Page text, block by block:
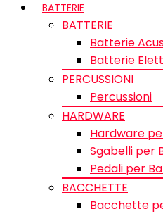
BATTERIE
BATTERIE
Batterie
Batterie
PERCUSSIONI
Percussioni
HARDWARE
Hardware
Sgabelli per
Pedali per
BACCHETTE
Bacchette